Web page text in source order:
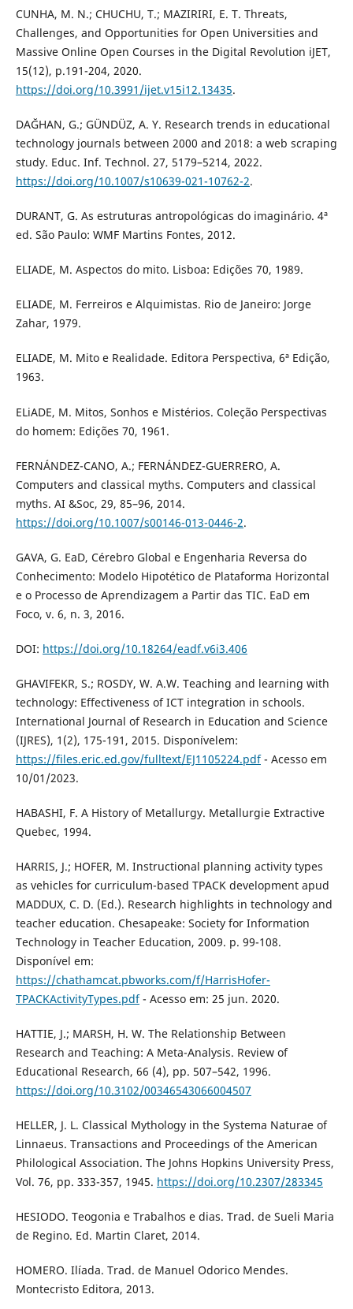
CUNHA, M. N.; CHUCHU, T.; MAZIRIRI, E. T. Threats,
Challenges, and Opportunities for Open Universities and
Massive Online Open Courses in the Digital Revolution iJET,
15(12), p.191-204, 2020.
https://doi.org/10.3991/ijet.v15i12.13435.
DAĞHAN, G.; GÜNDÜZ, A. Y. Research trends in educational
technology journals between 2000 and 2018: a web scraping
study. Educ. Inf. Technol. 27, 5179–5214, 2022.
https://doi.org/10.1007/s10639-021-10762-2.
DURANT, G. As estruturas antropológicas do imaginário. 4ª
ed. São Paulo: WMF Martins Fontes, 2012.
ELIADE, M. Aspectos do mito. Lisboa: Edições 70, 1989.
ELIADE, M. Ferreiros e Alquimistas. Rio de Janeiro: Jorge
Zahar, 1979.
ELIADE, M. Mito e Realidade. Editora Perspectiva, 6ª Edição,
1963.
ELiADE, M. Mitos, Sonhos e Mistérios. Coleção Perspectivas
do homem: Edições 70, 1961.
FERNÁNDEZ-CANO, A.; FERNÁNDEZ-GUERRERO, A.
Computers and classical myths. Computers and classical
myths. AI &Soc, 29, 85–96, 2014.
https://doi.org/10.1007/s00146-013-0446-2.
GAVA, G. EaD, Cérebro Global e Engenharia Reversa do
Conhecimento: Modelo Hipotético de Plataforma Horizontal
e o Processo de Aprendizagem a Partir das TIC. EaD em
Foco, v. 6, n. 3, 2016.
DOI: https://doi.org/10.18264/eadf.v6i3.406
GHAVIFEKR, S.; ROSDY, W. A.W. Teaching and learning with
technology: Effectiveness of ICT integration in schools.
International Journal of Research in Education and Science
(IJRES), 1(2), 175-191, 2015. Disponívelem:
https://files.eric.ed.gov/fulltext/EJ1105224.pdf- Acesso em
10/01/2023.
HABASHI, F. A History of Metallurgy. Metallurgie Extractive
Quebec, 1994.
HARRIS, J.; HOFER, M. Instructional planning activity types
as vehicles for curriculum-based TPACK development apud
MADDUX, C. D. (Ed.). Research highlights in technology and
teacher education. Chesapeake: Society for Information
Technology in Teacher Education, 2009. p. 99-108.
Disponível em:
https://chathamcat.pbworks.com/f/HarrisHofer-
TPACKActivityTypes.pdf- Acesso em: 25 jun. 2020.
HATTIE, J.; MARSH, H. W. The Relationship Between
Research and Teaching: A Meta-Analysis. Review of
Educational Research, 66 (4), pp. 507–542, 1996.
https://doi.org/10.3102/00346543066004507
HELLER, J. L. Classical Mythology in the Systema Naturae of
Linnaeus. Transactions and Proceedings of the American
Philological Association. The Johns Hopkins University Press,
Vol. 76, pp. 333-357, 1945. https://doi.org/10.2307/283345
HESIODO. Teogonia e Trabalhos e dias. Trad. de Sueli Maria
de Regino. Ed. Martin Claret, 2014.
HOMERO. Ilíada. Trad. de Manuel Odorico Mendes.
Montecristo Editora, 2013.